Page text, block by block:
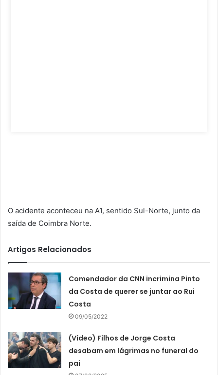
O acidente aconteceu na A1, sentido Sul-Norte, junto da
saída de Coimbra Norte.
Artigos Relacionados
Comendador da CNN incrimina Pinto
da Costa de querer se juntar ao Rui
Costa
09/05/2022
(Vídeo) Filhos de Jorge Costa
desabam em lágrimas no funeral do
pai